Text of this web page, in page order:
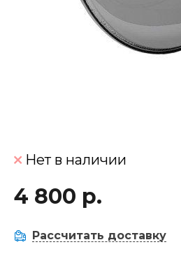
Нет в наличии
4 800 р.
Рассчитать доставку